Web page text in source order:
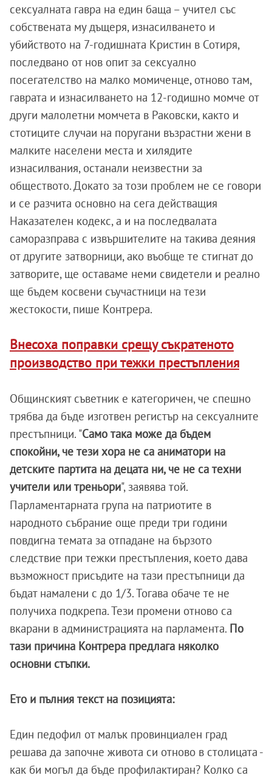
сексуалната гавра на един баща – учител със
собствената му дъщеря, изнасилването и
убийството на 7-годишната Кристин в Сотиря,
последвано от нов опит за сексуално
посегателство на малко момиченце, отново там,
гаврата и изнасилването на 12-годишно момче от
други малолетни момчета в Раковски, както и
стотиците случаи на поругани възрастни жени в
малките населени места и хилядите
изнасилвания, останали неизвестни за
обществото. Докато за този проблем не се говори
и се разчита основно на сега действащия
Наказателен кодекс, а и на последвалата
саморазправа с извършителите на такива деяния
от другите затворници, ако въобще те стигнат до
затворите, ще оставаме неми свидетели и реално
ще бъдем косвени съучастници на тези
жестокости, пише Контрера.
Внесоха поправки срещу съкратеното
производство при тежки престъпления
Общинският съветник е категоричен, че спешно
трябва да бъде изготвен регистър на сексуалните
престъпници. "Само така може да бъдем
спокойни, че тези хора не са аниматори на
детските партита на децата ни, че не са техни
учители или треньори", заявява той.
Парламентарната група на патриотите в
народното събрание още преди три години
повдигна темата за отпадане на бързото
следствие при тежки престъпления, което дава
възможност присъдите на тази престъпници да
бъдат намалени с до 1/3. Тогава обаче те не
получиха подкрепа. Тези промени отново са
вкарани в администрацията на парламента. По
тази причина Контрера предлага няколко
основни стъпки.
Ето и пълния текст на позицията:
Един педофил от малък провинциален град
решава да започне живота си отново в столицата -
как би могъл да бъде профилактиран? Колко са